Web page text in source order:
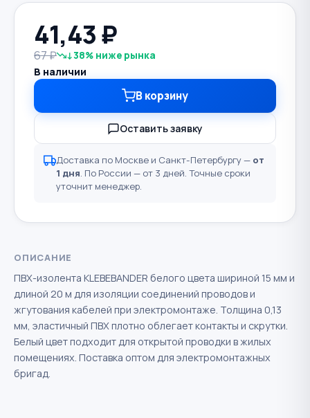
41,43₽
67 ₽ ↓38% ниже рынка
В наличии
В корзину
Оставить заявку
Доставка по Москве и Санкт-Петербургу — от
1 дня. По России — от 3 дней. Точные сроки
уточнит менеджер.
ОПИСАНИЕ
ПВХ-изолента KLEBEBANDER белого цвета шириной 15 мм и
длиной 20 м для изоляции соединений проводов и
жгутования кабелей при электромонтаже. Толщина 0,13
мм, эластичный ПВХ плотно облегает контакты и скрутки.
Белый цвет подходит для открытой проводки в жилых
помещениях. Поставка оптом для электромонтажных
бригад.